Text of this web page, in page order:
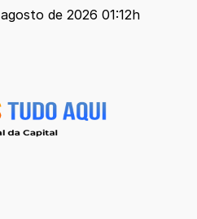
de 2026 01:12h